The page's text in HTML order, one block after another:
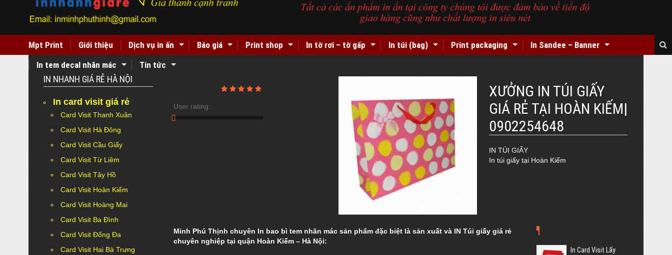
Mpt Print Giới thiệu Dịch vụ in ấn Báo giá Print shop In tờ rơi – tờ gấp In túi (bag) Print packaging
In Sandee – Banner
In tem decal nhãn mác
Tin tức
XƯỞNG IN TÚI GIẤY
GIÁ RẺ TẠI HOÀN KIẾM|
0902254648
IN TÚI GIẤY
In túi giấy tại Hoàn Kiếm
User rating:
In Card Visit Lấy
Minh Phú Thịnh chuyên In bao bì tem nhãn mác sản phẩm đặc biệt là sản xuất và IN Túi giấy giá rẻ
chuyên nghiệp tại quận Hoàn Kiếm – Hà Nội:
IN NHANH GIÁ RẺ HÀ NỘI
In card visit giá rẻ
Card Visit Thanh Xuân
Card Visit Hà Đông
Card Visit Cầu Giấy
Card Visit Từ Liêm
Card Visit Tây Hồ
Card Visit Hoàn Kiếm
Card Visit Hoàng Mai
Card Visit Ba Đình
Card Visit Đống Đa
Card Visit Hai Bà Trưng